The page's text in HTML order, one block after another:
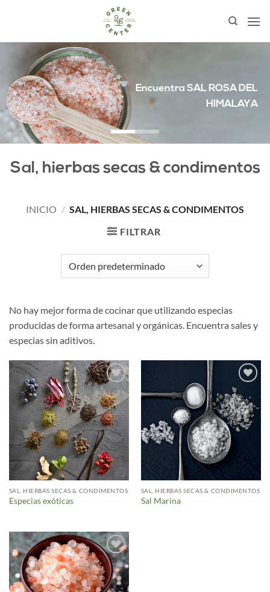
Encuentra SAL ROSA DEL
HIMALAYA
Sal, hierbas secas & condimentos
INICIO / SAL, HIERBAS SECAS & CONDIMENTOS
FILTRAR
No hay mejor forma de cocinar que utilizando especias
producidas de forma artesanal y orgánicas. Encuentra sales y
especias sin aditivos.
Añadir
a la
lista de
deseos
SAL, HIERBAS SECAS & CONDIMENTOS
Especias exóticas
Añadir
a la
lista de
deseos
SAL, HIERBAS SECAS & CONDIMENTOS
Sal Marina
Añadir
a la
lista de
deseos